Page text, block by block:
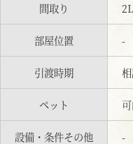
間取り
部屋位置 -
引渡時期
ペット
設備・条件その他 -